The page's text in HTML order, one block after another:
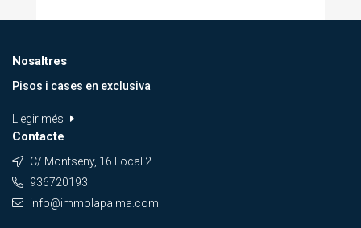
Nosaltres
Pisos i cases en exclusiva
Llegir més
Contacte
C/ Montseny, 16 Local 2
936720193
info@immolapalma.com